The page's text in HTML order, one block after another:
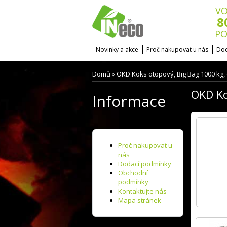
Novinky a akce Proč nakupovat u nás
Domů »OKD Koks otopový, Big Bag 1000
Informace
Proč nakupovat u
nás
Dodací podmínky
Obchodní
podmínky
Kontaktujte nás
Mapa stránek
OKD